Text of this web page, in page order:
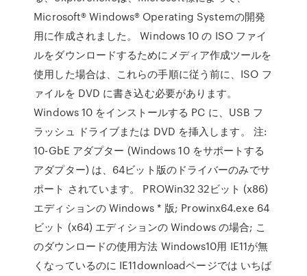
Microsoft® Windows® Operating Systemの開発
用に作成されました。 Windows 10 の ISO ファイ
ルをダウンロードするためにメディア作成ツールを
使用した場合は、これらの手順に従う前に、ISO フ
ァイルを DVD に書き込む必要があります。
Windows 10 をインストールする PC に、USB フ
ラッシュ ドライブまたは DVD を挿入します。 注:
10-GbE アダプター (Windows 10 をサポートする
アダプター) は、64ビット版のドライバーのみでサ
ポート されています。 PROWin32 32ビット (x86)
エディションの Windows * 版; Prowinx64.exe 64
ビット (x64) エディションの Windows の場合; こ
のダウンロードの使用方法 Windows10用 IE11が無
くなっているのに IE11downloadページでは いちば